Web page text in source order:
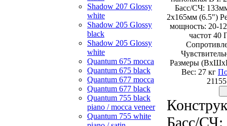
Shadow 207 Glossy
white
Shadow 205 Glossy
black
Shadow 205 Glossy
white
Quantum 675 mocca
Quantum 675 black
Quantum 677 mocca
Quantum 677 black
Quantum 755 black
piano / mocca veneer
Quantum 755 white
Басс/СЧ:
2х165мм (6.5")
мощность: 20-
частот 40
Размеры
Вес: 27 кг
Басс/